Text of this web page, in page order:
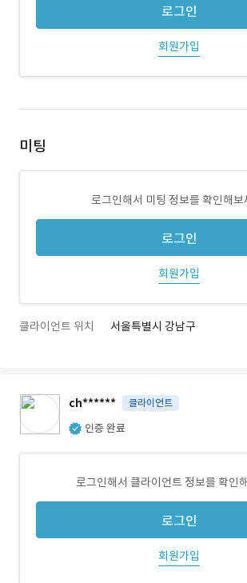
로그인
회원가입
미팅
로그인해서 미팅 정보를 확인해보
로그인
회원가입
클라이언트 위치 서울특별시 강남구
ch****** 클라이언트
인증 완료
로그인해서 클라이언트 정보를 확인
로그인
회원가입